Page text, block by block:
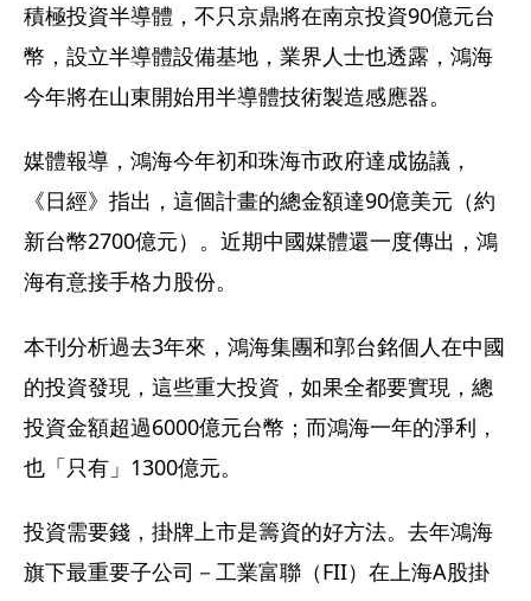
積極投資半導體，不只京鼎將在南京投資90億元台
幣，設立半導體設備基地，業界人士也透露，鴻海
今年將在山東開始用半導體技術製造感應器。
媒體報導，鴻海今年初和珠海市政府達成協議，
《日經》指出，這個計畫的總金額達90億美元（約
新台幣2700億元）。近期中國媒體還一度傳出，鴻
海有意接手格力股份。
本刊分析過去3年來，鴻海集團和郭台銘個人在中國
的投資發現，這些重大投資，如果全都要實現，總
投資金額超過6000億元台幣；而鴻海一年的淨利，
也「只有」1300億元。
投資需要錢，掛牌上市是籌資的好方法。去年鴻海
旗下最重要子公司－工業富聯（FII）在上海A股掛